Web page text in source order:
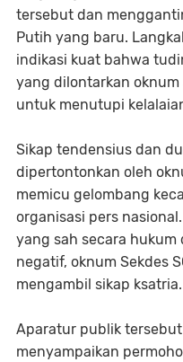
tersebut dan
Putih yang baru.
indikasi kuat bahwa
yang dilontarkan
untuk menutupi
​Sikap tendensius dan
dipertontonkan oleh
memicu gelombang
organisasi pers
yang sah secara
negatif, oknum Sekdes
mengambil sikap ksatria.
​Aparatur publik
menyampaikan